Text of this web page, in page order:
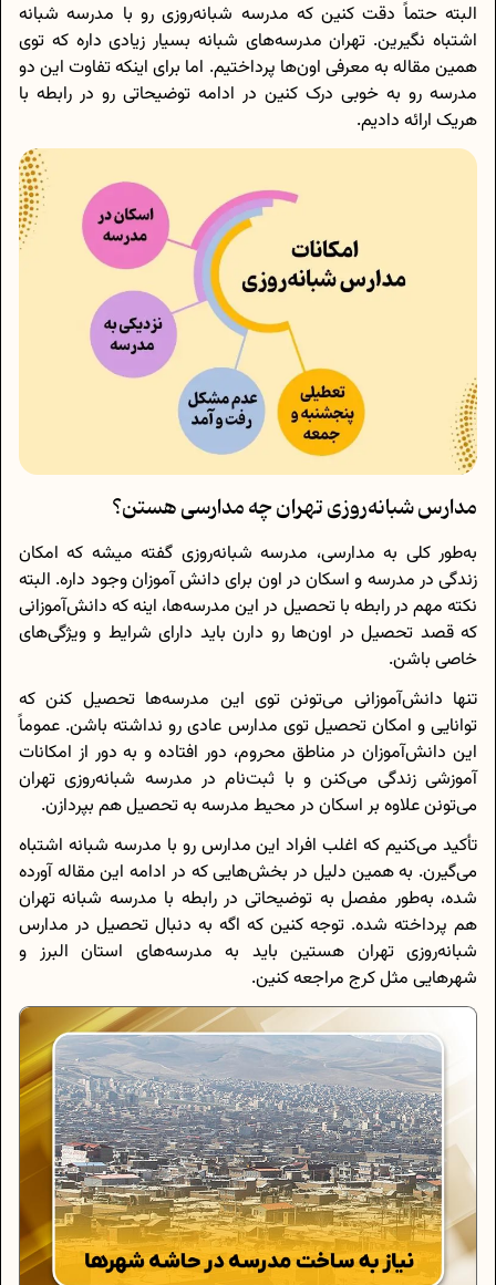
البته حتماً دقت کنین که مدرسه شبانه‌روزی رو با مدرسه شبانه
اشتباه نگیرین. تهران مدرسه‌های شبانه بسیار زیادی داره که توی
همین مقاله به معرفی اون‌ها پرداختیم. اما برای اینکه تفاوت این دو
مدرسه رو به خوبی درک کنین در ادامه توضیحاتی رو در رابطه با
هریک ارائه دادیم.
مدارس شبانه‌روزی تهران چه مدارسی هستن؟
به‌طور کلی به مدارسی، مدرسه شبانه‌روزی گفته میشه که امکان
زندگی در مدرسه و اسکان در اون برای دانش آموزان وجود داره. البته
نکته مهم در رابطه با تحصیل در این مدرسه‌ها، اینه که دانش‌آموزانی
که قصد تحصیل در اون‌ها رو دارن باید دارای شرایط و ویژگی‌های
خاصی باشن.
تنها دانش‌آموزانی می‌تونن توی این مدرسه‌ها تحصیل کنن که
توانایی و امکان تحصیل توی مدارس عادی رو نداشته باشن. عموماً
این دانش‌آموزان در مناطق محروم، دور افتاده و به دور از امکانات
آموزشی زندگی می‌کنن و با ثبت‌نام در مدرسه شبانه‌روزی تهران
می‌تونن علاوه بر اسکان در محیط مدرسه به تحصیل هم بپردازن.
تأکید می‌کنیم که اغلب افراد این مدارس رو با مدرسه شبانه اشتباه
می‌گیرن. به همین دلیل در بخش‌هایی که در ادامه این مقاله آورده
شده، به‌طور مفصل به توضیحاتی در رابطه با مدرسه شبانه تهران
هم پرداخته شده. توجه کنین که اگه به دنبال تحصیل در مدارس
شبانه‌روزی تهران هستین باید به مدرسه‌های استان البرز و
شهرهایی مثل کرج مراجعه کنین.